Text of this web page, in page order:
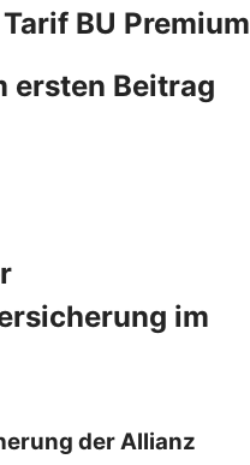
BU Premium
ersten Beitrag
im
der Allianz